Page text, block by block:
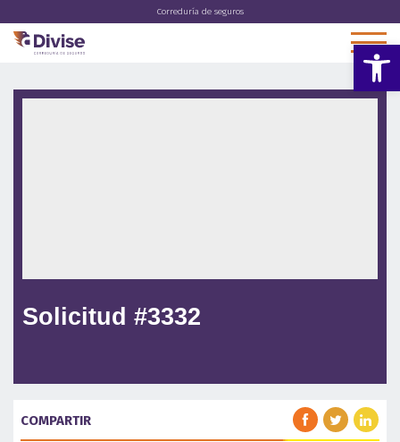
Abrir
Correduría de seguros
Solicitud #3332
COMPARTIR